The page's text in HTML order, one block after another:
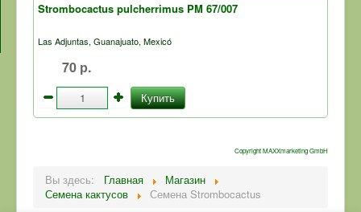
Strombocactus pulcherrimus PM 67/007
Las Adjuntas, Guanajuato, Mexicó
70 р.
Купить
Copyright MAXXmarketing GmbH
Вы здесь: Главная
Магазин
Семена кактусов
Семена Strombocactus